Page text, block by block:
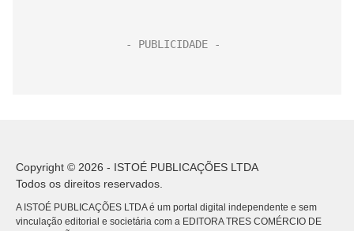
Copyright © 2026 - ISTOÉ PUBLICAÇÕES LTDA
Todos os direitos reservados.
A ISTOÉ PUBLICAÇÕES LTDA é um portal digital independente e sem
vinculação editorial e societária com a EDITORA TRES COMÉRCIO DE